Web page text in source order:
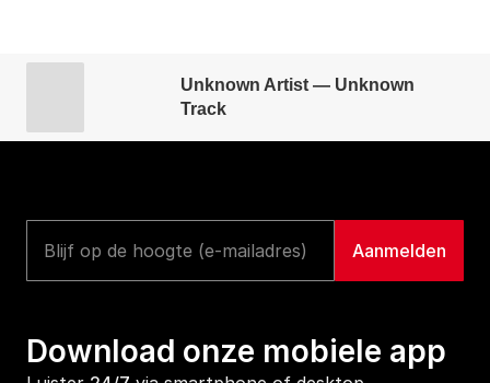
Unknown Artist — Unknown
Track
Download onze mobiele app